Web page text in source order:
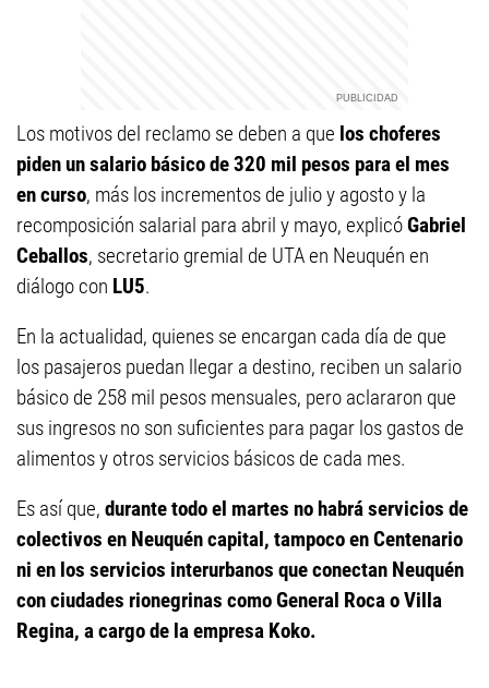
Los motivos del reclamo se deben a que los choferes
piden un salario básico de 320 mil pesos para el mes
en curso, más los incrementos de julio y agosto y la
recomposición salarial para abril y mayo, explicóGabriel
Ceballos, secretario gremial de UTA en Neuquén en
diálogo con LU5.
En la actualidad, quienes se encargan cada día de que
los pasajeros puedan llegar a destino, reciben un salario
básico de 258 mil pesos mensuales, pero aclararon que
sus ingresos no son suficientes para pagar los gastos de
alimentos y otros servicios básicos de cada mes.
Es así que, durante todo el martes no habrá servicios de
colectivos en Neuquén capital, tampoco en Centenario
ni en los servicios interurbanos que conectan Neuquén
con ciudades rionegrinas como General Roca o Villa
Regina, a cargo de la empresa Koko.